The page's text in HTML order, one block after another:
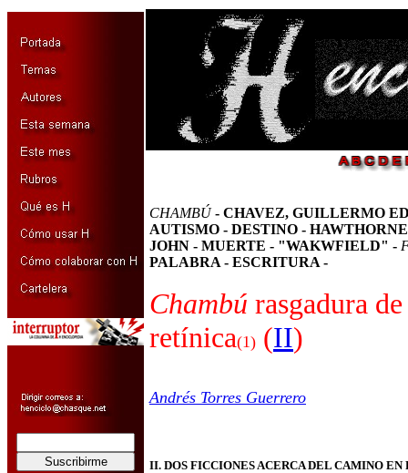
CHAMBÚ- CHAVEZ, GUILLERMO
AUTISMO - DESTINO -
JOHN - MUERTE - "WAKWFIELD" -
PALABRA - ESCRITURA -
Chambú rasgadura
retínica(1) (II)
Andrés Torres Guerrero
II. DOS FICCIONES ACERCA DEL CAMINO